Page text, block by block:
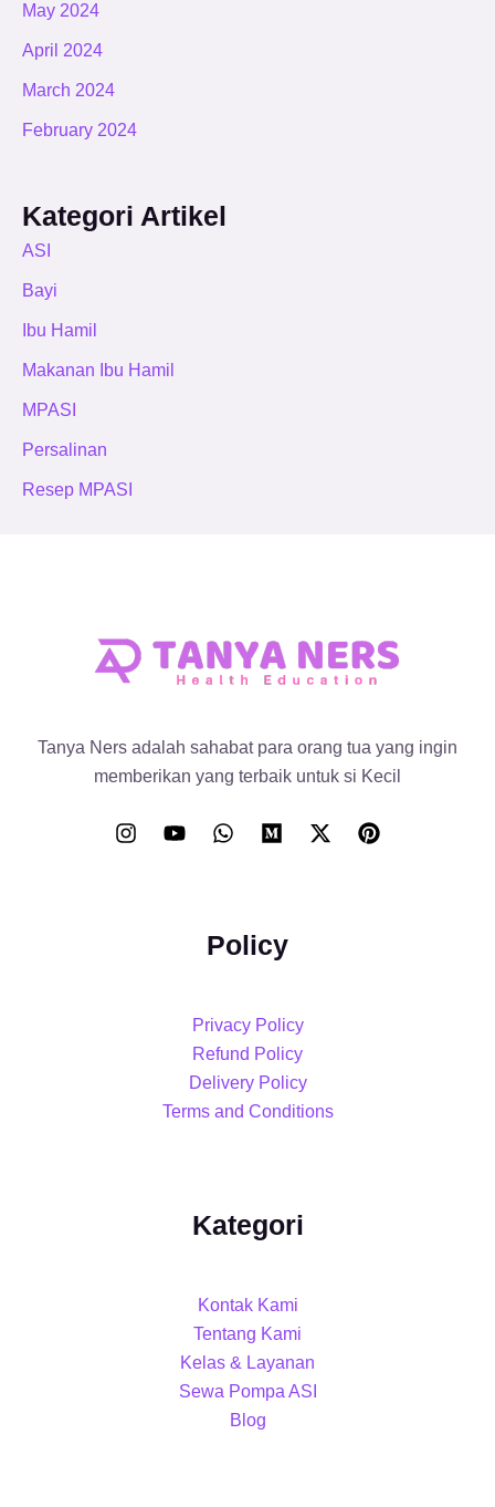
May 2024
April 2024
March 2024
February 2024
Kategori Artikel
ASI
Bayi
Ibu Hamil
Makanan Ibu Hamil
MPASI
Persalinan
Resep MPASI
Tanya Ners adalah sahabat para orang tua yang ingin
memberikan yang terbaik untuk si Kecil
Policy
Privacy Policy
Refund Policy
Delivery Policy
Terms and Conditions
Kategori
Kontak Kami
Tentang Kami
Kelas & Layanan
Sewa Pompa ASI
Blog